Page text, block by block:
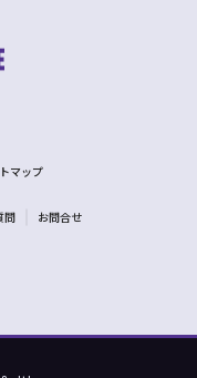
マップ
問 お問合せ